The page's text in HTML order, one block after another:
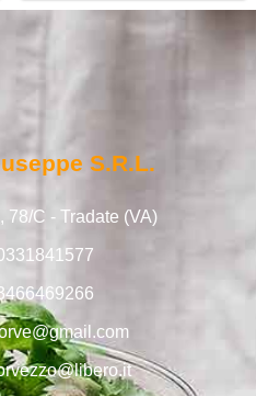
S.r.l.
78/C - Tradate (VA)